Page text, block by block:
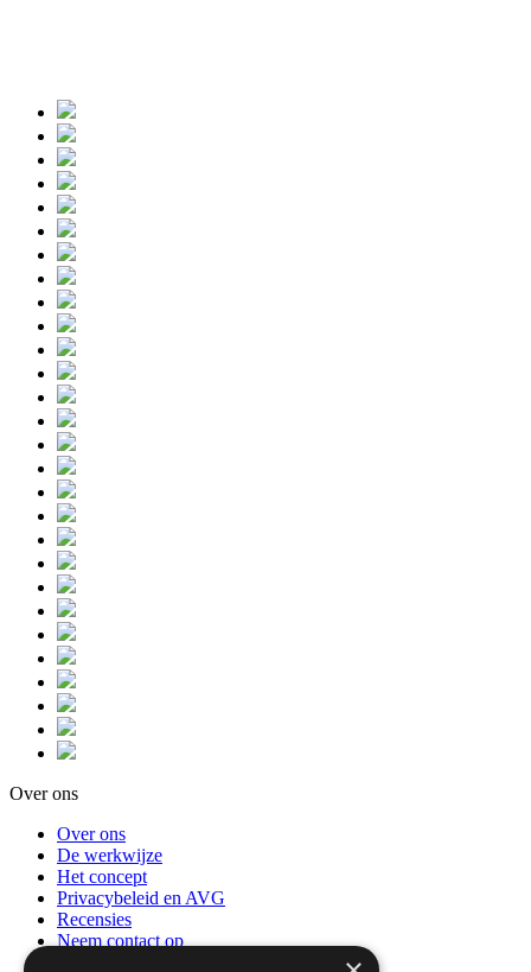
Over ons
Over ons
De werkwijze
Het concept
Privacybeleid en AVG
Recensies
Neem contact op